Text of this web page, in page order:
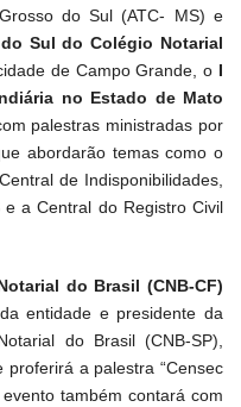
do Sul (ATC- MS) e
Sul do Colégio Notarial
de Campo Grande, o I
no Estado de Mato
palestras ministradas por
abordarão temas como o
de Indisponibilidades,
a Central do Registro Civil
do Brasil (CNB-CF)
entidade e presidente da
do Brasil (CNB-SP),
a palestra “Censec
também contará com